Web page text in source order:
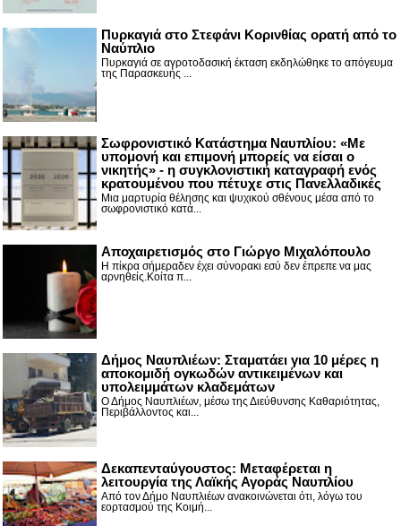
Πυρκαγιά στο Στεφάνι Κορινθίας ορατή από το
Ναύπλιο
Πυρκαγιά σε αγροτοδασική έκταση εκδηλώθηκε το απόγευμα
της Παρασκευής ...
Σωφρονιστικό Κατάστημα Ναυπλίου: «Με
υπομονή και επιμονή μπορείς να είσαι ο
νικητής» - η συγκλονιστική καταγραφή ενός
κρατουμένου που πέτυχε στις Πανελλαδικές
Μια μαρτυρία θέλησης και ψυχικού σθένους μέσα από το
σωφρονιστικό κατά...
Αποχαιρετισμός στο Γιώργο Μιχαλόπουλο
Η πίκρα σήμεραδεν έχει σύνορακι εσύ δεν έπρεπε να μας
αρνηθείς.Κοίτα π...
Δήμος Ναυπλιέων: Σταματάει για 10 μέρες η
αποκομιδή ογκωδών αντικειμένων και
υπολειμμάτων κλαδεμάτων
Ο Δήμος Ναυπλιέων, μέσω της Διεύθυνσης Καθαριότητας,
Περιβάλλοντος και...
Δεκαπενταύγουστος: Μεταφέρεται η
λειτουργία της Λαϊκής Αγοράς Ναυπλίου
Από τον Δήμο Ναυπλιέων ανακοινώνεται ότι, λόγω του
εορτασμού της Κοιμή...